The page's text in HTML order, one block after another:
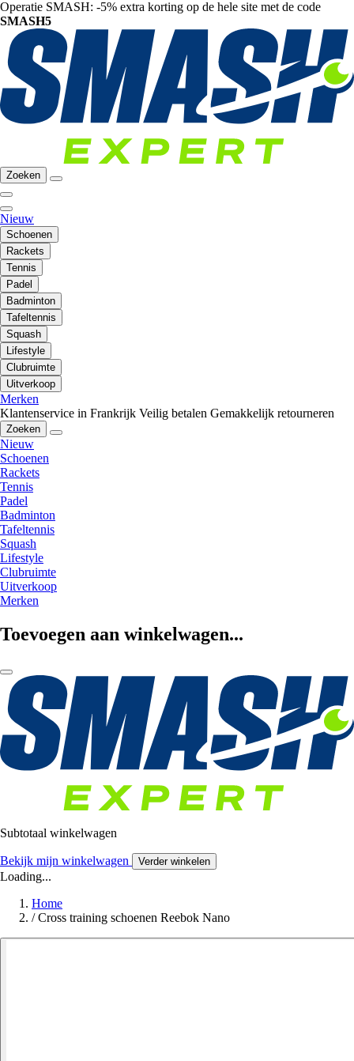
Operatie SMASH: -5% extra korting op de hele site met de code
SMASH5
Zoeken
Nieuw
Schoenen
Rackets
Tennis
Padel
Badminton
Tafeltennis
Squash
Lifestyle
Clubruimte
Uitverkoop
Merken
Klantenservice in Frankrijk Veilig betalen Gemakkelijk retourneren
Zoeken
Nieuw
Schoenen
Rackets
Tennis
Padel
Badminton
Tafeltennis
Squash
Lifestyle
Clubruimte
Uitverkoop
Merken
Toevoegen aan winkelwagen...
Subtotaal winkelwagen
Bekijk mijn winkelwagen Verder winkelen
Loading...
Home
/ Cross training schoenen Reebok Nano